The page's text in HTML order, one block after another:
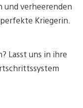
und verheerenden
Kriegerin.
Lasst uns in ihre